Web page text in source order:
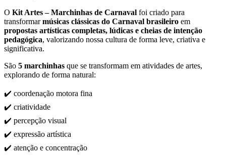
O Kit Artes – Marchinhas de Carnaval foi criado para
transformarmúsicas clássicas do Carnaval brasileiro em
propostas artísticas completas, lúdicas e cheias de intenção
pedagógica, valorizando nossa cultura de forma leve, criativa e
significativa.
São 5 marchinhas que se transformam em atividades de artes,
explorando de forma natural:
✔️ coordenação motora fina
✔️ criatividade
✔️ percepção visual
✔️ expressão artística
✔️ atenção e concentração